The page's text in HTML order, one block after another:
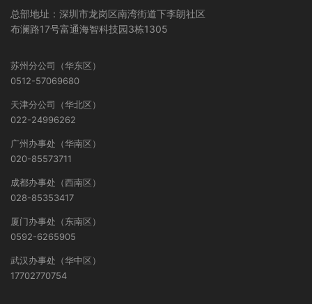
总部地址：深圳市龙岗区南湾街道下李朗社区
布澜路17号富通海智科技园3栋1305
苏州分公司（华东区）
0512-57069680
天津分公司（华北区）
022-24996262
广州办事处（华南区）
020-85573711
成都办事处（西南区）
028-85353417
厦门办事处（东南区）
0592-6265905
武汉办事处（华中区）
17702770754